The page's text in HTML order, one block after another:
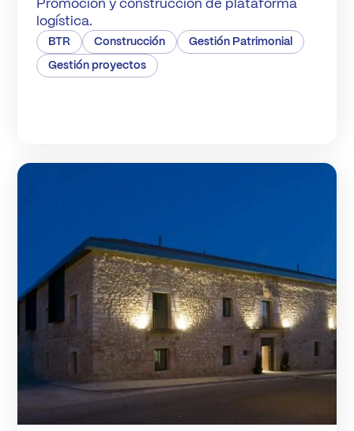
Promoción y construcción de plataforma
logística.
BTR Construcción Gestión Patrimonial
Gestión proyectos